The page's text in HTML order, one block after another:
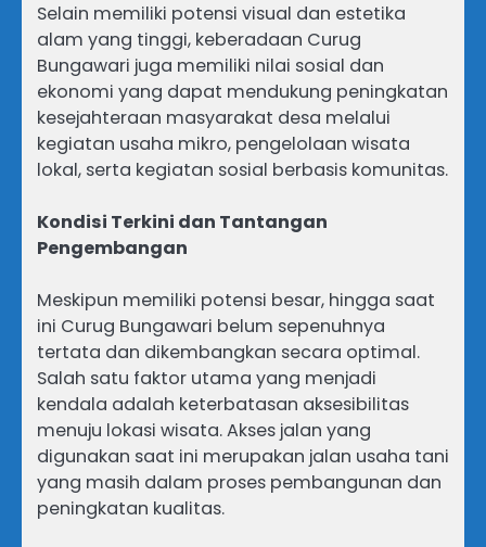
Selain memiliki potensi visual dan estetika
alam yang tinggi, keberadaan Curug
Bungawari juga memiliki nilai sosial dan
ekonomi yang dapat mendukung peningkatan
kesejahteraan masyarakat desa melalui
kegiatan usaha mikro, pengelolaan wisata
lokal, serta kegiatan sosial berbasis komunitas.
Kondisi Terkini dan Tantangan
Pengembangan
Meskipun memiliki potensi besar, hingga saat
ini Curug Bungawari belum sepenuhnya
tertata dan dikembangkan secara optimal.
Salah satu faktor utama yang menjadi
kendala adalah keterbatasan aksesibilitas
menuju lokasi wisata. Akses jalan yang
digunakan saat ini merupakan jalan usaha tani
yang masih dalam proses pembangunan dan
peningkatan kualitas.